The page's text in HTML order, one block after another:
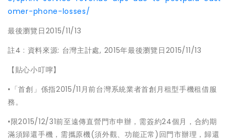
omer-phone-losses/
最後瀏覽日2015/11/13
註4 : 資料來源: 台灣主計處, 2015年最後瀏覽日2015/11/13
【貼心小叮嚀】
•「首創」係指2015/11月前台灣系統業者首創月租型手機租借服
務。
•限2015/12/31前至遠傳直營門市申辦，需簽約24個月，合約期
滿須歸還手機，需攜原機(須外觀、功能正常)回門市辦理，歸還